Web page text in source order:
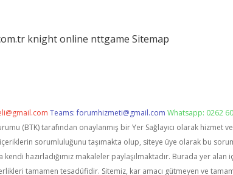
knight online nttgame Sitemap
Teams:forumhizmeti@gmail.com Whatsapp: 0262
(BTK) tarafından onaylanmış bir Yer Sağlayıcı olarak
sorumluluğunu taşımakta olup, siteye üye olarak bu
hazırladığımız makaleler paylaşılmaktadır. Burada yer
tamamen tesadüfidir. Sitemiz, kar amacı gütmeyen ve